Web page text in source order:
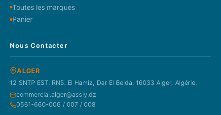
Toutes les marques
Panier
Nous Contacter
ALGER
12 SNTP EST. RN5. El Hamiz, Dar El Beida. 16033 Alger, Algérie.
commercial.alger@assly.dz
0561-660-006 / 007 / 008